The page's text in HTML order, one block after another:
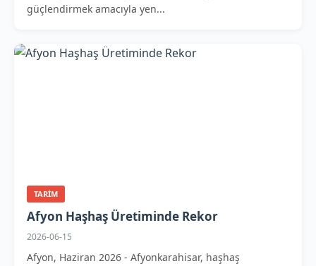
güçlendirmek amacıyla yen...
TARIM
Afyon Haşhaş Üretiminde Rekor
2026-06-15
Afyon, Haziran 2026 - Afyonkarahisar, haşhaş